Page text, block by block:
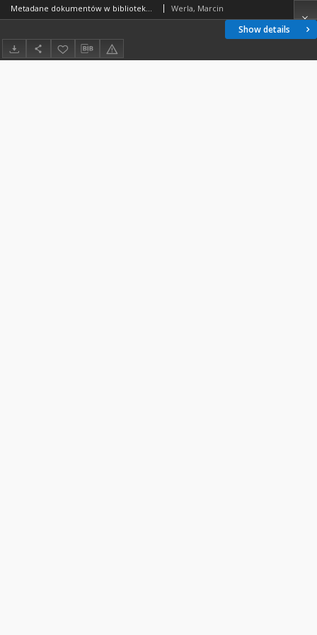
Show details
Metadane dokumentów w bibliotekach cyfrowych Werla, Marcin